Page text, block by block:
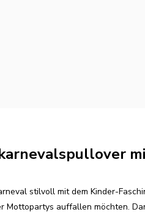
stilvoll mit dem Kinder-
Mottopartys auffallen möchten.